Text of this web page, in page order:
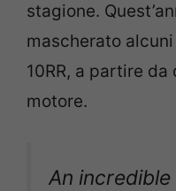
stagione.
mascherato
10RR, a partire
motore.
An